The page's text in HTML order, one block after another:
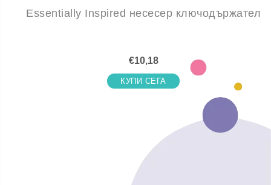
Essentially Inspired несесер ключодържател
€10,18
КУПИ СЕГА